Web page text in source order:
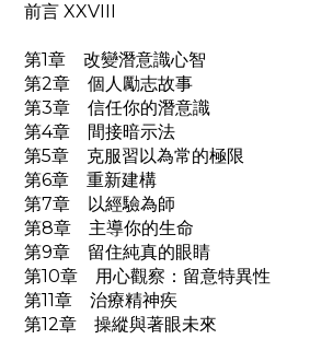
前言 XXVIII
第1章 改變潛意識心智
第2章 個人勵志故事
第3章 信任你的潛意識
第4章 間接暗示法
第5章 克服習以為常的極限
第6章 重新建構
第7章 以經驗為師
第8章 主導你的生命
第9章 留住純真的眼睛
第10章 用心觀察：留意特異性
第11章 治療精神疾
第12章 操縱與著眼未來